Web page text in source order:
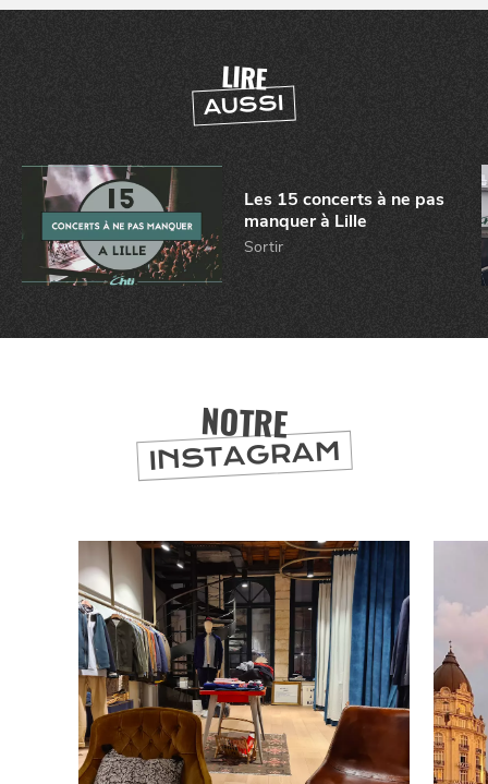
LIRE
AUSSI
Les 15 concerts à ne pas
manquer à Lille
Sortir
NOTRE
INSTAGRAM
CHTITE
CANAILLE
BONS PLANS ET ADRESSES
DEPUIS 1973